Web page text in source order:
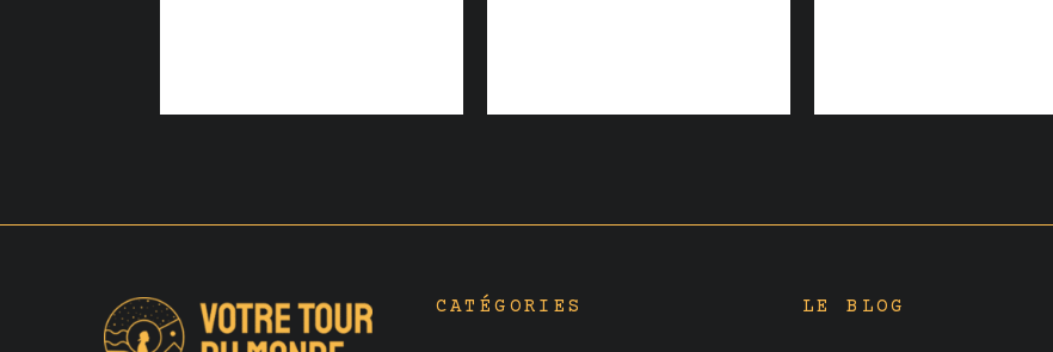
CATÉGORIES LE BLOG